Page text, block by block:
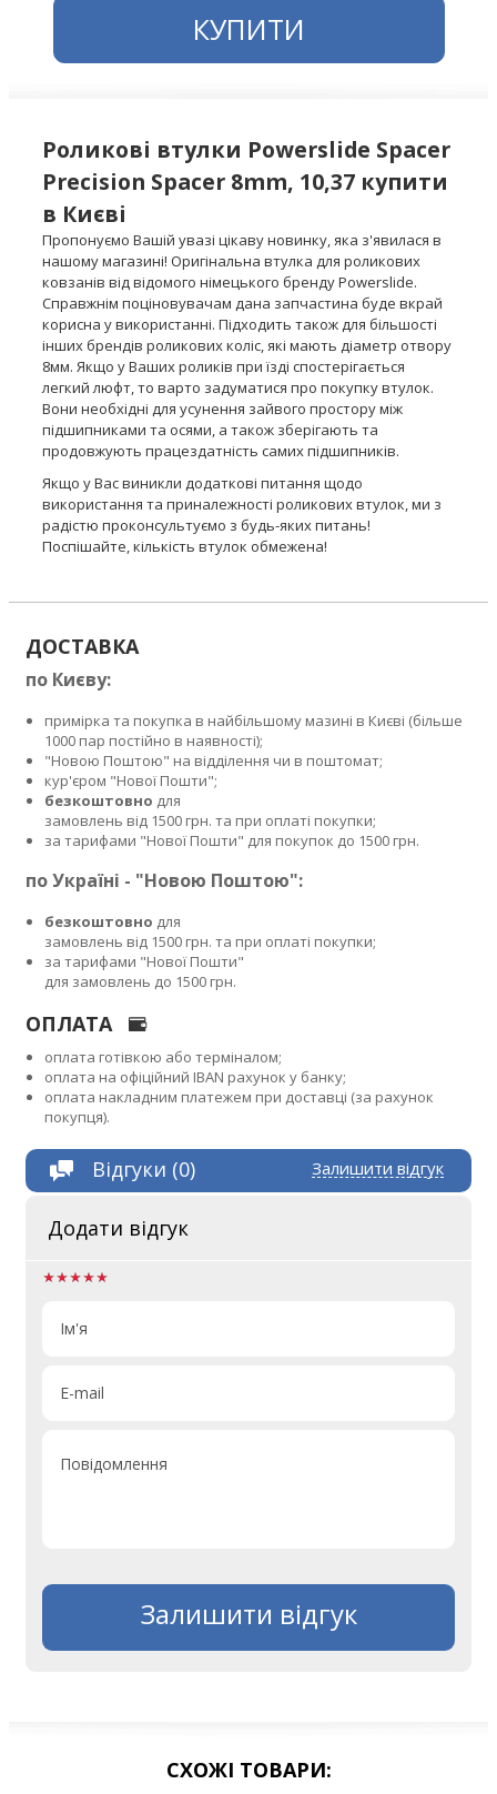
КУПИТИ
Роликові втулки Powerslide Spacer
Precision Spacer 8mm, 10,37 купити
в Києві
Пропонуємо Вашій увазі цікаву новинку, яка з'явилася в
нашому магазині! Оригінальна втулка для роликових
ковзанів від відомого німецького бренду Powerslide.
Справжнім поціновувачам дана запчастина буде вкрай
корисна у використанні. Підходить також для більшості
інших брендів роликових коліс, які мають діаметр отвору
8мм. Якщо у Ваших роликів при їзді спостерігається
легкий люфт, то варто задуматися про покупку втулок.
Вони необхідні для усунення зайвого простору між
підшипниками та осями, а також зберігають та
продовжують працездатність самих підшипників.
Якщо у Вас виникли додаткові питання щодо
використання та приналежності роликових втулок, ми з
радістю проконсультуємо з будь-яких питань!
Поспішайте, кількість втулок обмежена!
ДОСТАВКА
по Києву:
примірка та покупка в найбільшому мазині в Києві (більше
1000 пар постійно в наявності);
"Новою Поштою" на відділення чи в поштомат;
кур'єром "Нової Пошти";
безкоштовно для
замовлень від 1500 грн. та при оплаті покупки;
за тарифами "Нової Пошти" для покупок до 1500 грн.
по Україні - "Новою Поштою":
безкоштовно для
замовлень від 1500 грн. та при оплаті покупки;
за тарифами "Нової Пошти"
для замовлень до 1500 грн.
ОПЛАТА
оплата готівкою або терміналом;
оплата на офіційний IBAN рахунок у банку;
оплата накладним платежем при доставці (за рахунок
покупця).
Залишити відгук
Відгуки (0)
Додати відгук
Ім'я
E-mail
Повідомлення
Залишити відгук
СХОЖІ ТОВАРИ: